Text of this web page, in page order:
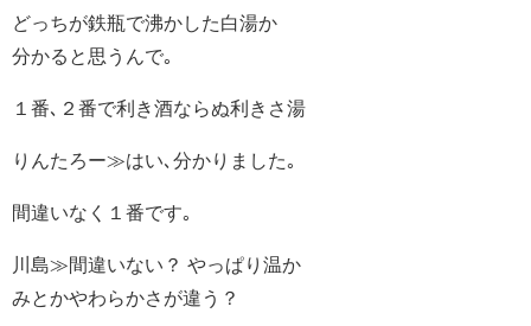
どっちが鉄瓶で沸かした白湯か
分かると思うんで｡
１番､２番で利き酒ならぬ利きさ湯
りんたろー≫はい､分かりました｡
間違いなく１番です｡
川島≫間違いない？ やっぱり温か
みとかやわらかさが違う？